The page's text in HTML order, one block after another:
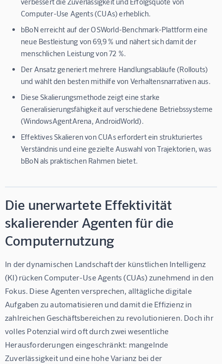
Computer-Use Agents (CUAs) erheblich.
bBoN erreicht auf der OSWorld-Benchmark-Plattform eine
neue Bestleistung von 69,9 % und nähert sich damit der
menschlichen Leistung von 72 %.
Der Ansatz generiert mehrere Handlungsabläufe (Rollouts)
und wählt den besten mithilfe von Verhaltensnarrativen aus.
Diese Skalierungsmethode zeigt eine starke
Generalisierungsfähigkeit auf verschiedene Betriebssysteme
(WindowsAgentArena, AndroidWorld).
Effektives Skalieren von CUAs erfordert ein strukturiertes
Verständnis und eine gezielte Auswahl von Trajektorien, was
bBoN als praktischen Rahmen bietet.
Die unerwartete Effektivität
skalierender Agenten für die
Computernutzung
In der dynamischen Landschaft der künstlichen Intelligenz
(KI) rücken Computer-Use Agents (CUAs) zunehmend in den
Fokus. Diese Agenten versprechen, alltägliche digitale
Aufgaben zu automatisieren und damit die Effizienz in
zahlreichen Geschäftsbereichen zu revolutionieren. Doch ihr
volles Potenzial wird oft durch zwei wesentliche
Herausforderungen eingeschränkt: mangelnde
Zuverlässigkeit und eine hohe Varianz bei der